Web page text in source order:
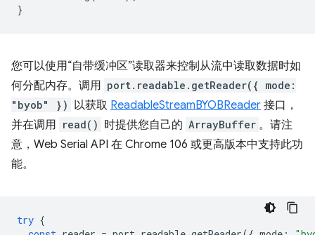
}
您可以使用“自带缓冲区”读取器来控制从流中读取数据时如
何分配内存。调用 port.readable.getReader({ mode:
"byob" }) 以获取 ReadableStreamBYOBReader 接口，
并在调用 read() 时提供您自己的 ArrayBuffer 。请注
意，Web Serial API 在 Chrome 106 或更高版本中支持此功
能。
try {